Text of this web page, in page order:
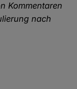
Kommentaren
nach